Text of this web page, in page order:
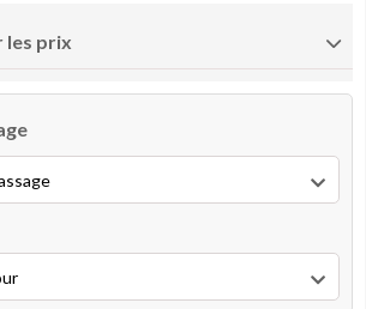
les prix